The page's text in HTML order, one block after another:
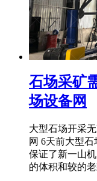
石场采矿
场设备网
大型石场开采
网 6天前大型
保证了新一山
的体积和较的